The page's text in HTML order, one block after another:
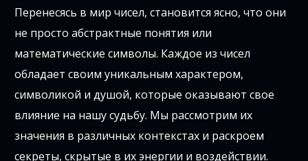
Перенесясь в мир чисел, становится ясно, что они
не просто абстрактные понятия или
математические символы. Каждое из чисел
обладает своим уникальным характером,
символикой и душой, которые оказывают свое
влияние на нашу судьбу. Мы рассмотрим их
значения в различных контекстах и раскроем
секреты, скрытые в их энергии и воздействии.